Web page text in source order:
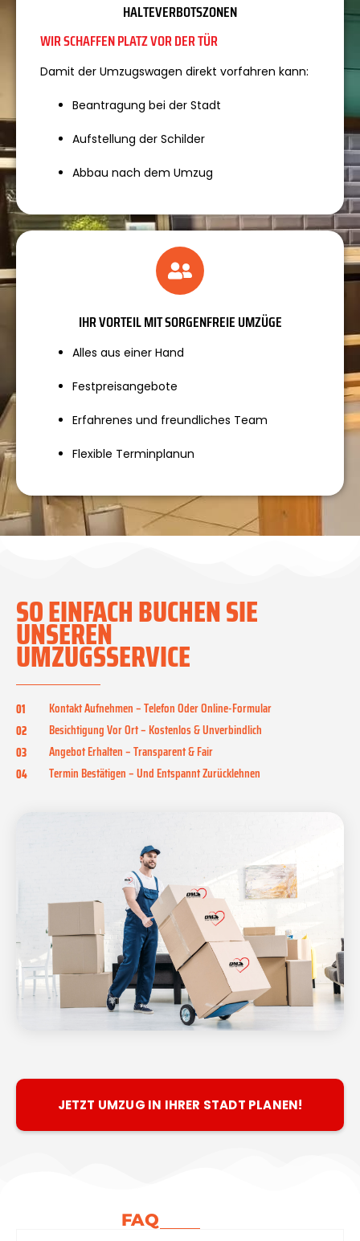
HALTEVERBOTSZONEN
WIR SCHAFFEN PLATZ VOR DER TÜR
Damit der Umzugswagen direkt vorfahren kann:
Beantragung bei der Stadt
Aufstellung der Schilder
Abbau nach dem Umzug
IHR VORTEIL MIT SORGENFREIE UMZÜGE
Alles aus einer Hand
Festpreisangebote
Erfahrenes und freundliches Team
Flexible Terminplanun
JETZT UMZUG IN IHRER STADT PLANEN!
SO EINFACH BUCHEN SIE
UNSEREN
UMZUGSSERVICE
01 Kontakt Aufnehmen – Telefon Oder Online-Formular
02 Besichtigung Vor Ort – Kostenlos & Unverbindlich
03 Angebot Erhalten – Transparent & Fair
04 Termin Bestätigen – Und Entspannt Zurücklehnen
FAQ